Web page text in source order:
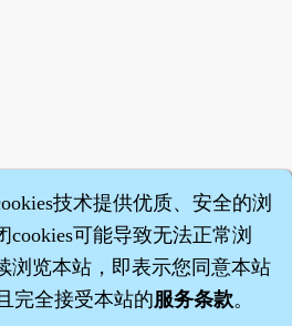
技术提供优质、安全的浏
cookies可能导致无法正常浏
浏览本站，即表示您同意本站
完全接受本站的服务条款。